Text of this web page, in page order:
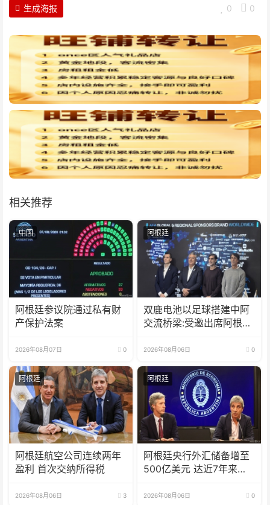
0 0
生成海报
相关推荐
中国
阿根廷参议院通过私有财
产保护法案
2026年08月07日 0
阿根廷
双鹿电池以足球搭建中阿
交流桥梁:受邀出席阿根廷
2026年08月06日 0
阿根廷
阿根廷航空公司连续两年
盈利 首次交纳所得税
2026年08月06日 3
阿根廷
阿根廷央行外汇储备增至
500亿美元 达近7年来最
2026年08月06日 0